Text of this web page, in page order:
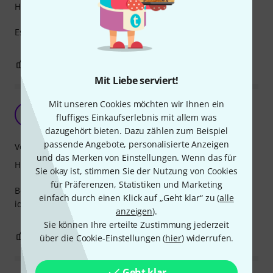
Mit Liebe serviert!
Mit unseren Cookies möchten wir Ihnen ein
fluffiges Einkaufserlebnis mit allem was
dazugehört bieten. Dazu zählen zum Beispiel
passende Angebote, personalisierte Anzeigen
und das Merken von Einstellungen. Wenn das für
Sie okay ist, stimmen Sie der Nutzung von Cookies
für Präferenzen, Statistiken und Marketing
einfach durch einen Klick auf „Geht klar“ zu (alle
anzeigen).
Sie können Ihre erteilte Zustimmung jederzeit
über die Cookie-Einstellungen (hier) widerrufen.
Es klebt gut .Und ist einfach zugebracht.
Handling
Kabelmarkierung
Tomiak Sound & Light 10.07.2025
Benutze das Band, um Kabel zu markieren. Dafür ist es
ideal
Verarbeitung
Handling
0 BEWERTUNG MELDEN